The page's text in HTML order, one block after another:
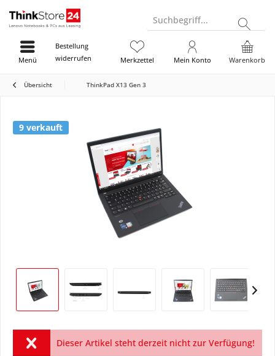
Suchbegriff...
Bestellung
widerrufen
Warenkorb
Merkzettel Mein Konto
Menü
Übersicht ThinkPad X13 Gen 3
9 verkauft
Dieser Artikel steht derzeit nicht zur Verfügung!